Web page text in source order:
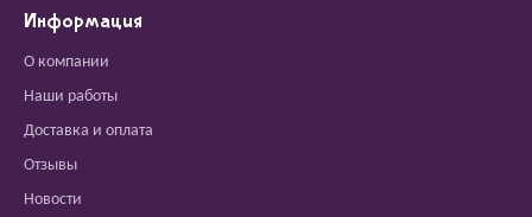
Информация
О компании
Наши работы
Доставка и оплата
Отзывы
Новости